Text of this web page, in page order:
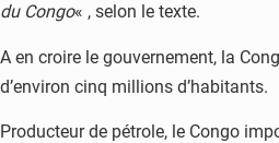
du Congo« , selon le texte.
A en croire le gouvernement, la
d’environ cinq millions d’habitants.
Producteur de pétrole, le Congo